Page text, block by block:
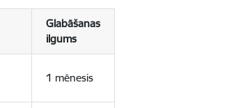
Glabāšanas
ilgums
1 mēnesis